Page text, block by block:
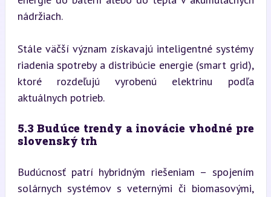
nádržiach.
Stále väčší význam získavajú inteligentné systémy
riadenia spotreby a distribúcie energie (smart grid),
ktoré rozdeľujú vyrobenú elektrinu podľa
aktuálnych potrieb.
5.3 Budúce trendy a inovácie vhodné pre
slovenský trh
Budúcnosť patrí hybridným riešeniam – spojením
solárnych systémov s veternými či biomasovými,